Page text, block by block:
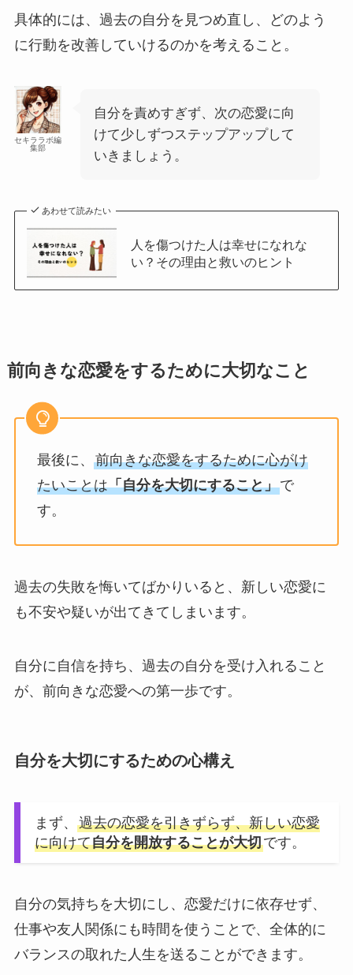
具体的には、過去の自分を見つめ直し、どのよう
に行動を改善していけるのかを考えること。
セキララボ編
集部
自分を責めすぎず、次の恋愛に向
けて少しずつステップアップして
いきましょう。
あわせて読みたい
人を傷つけた人は幸せになれな
い？その理由と救いのヒント
前向きな恋愛をするために大切なこと
最後に、 前向きな恋愛をするために心がけ
たいことは「自分を大切にすること」で
す。
過去の失敗を悔いてばかりいると、新しい恋愛に
も不安や疑いが出てきてしまいます。
自分に自信を持ち、過去の自分を受け入れること
が、前向きな恋愛への第一歩です。
自分を大切にするための心構え
まず、 過去の恋愛を引きずらず、新しい恋愛
に向けて自分を開放することが大切です。
自分の気持ちを大切にし、恋愛だけに依存せず、
仕事や友人関係にも時間を使うことで、全体的に
バランスの取れた人生を送ることができます。